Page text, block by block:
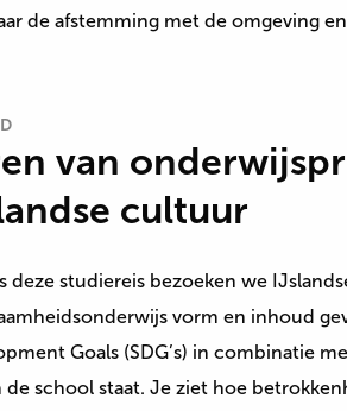
de afstemming met de omgeving en
van
cultuur
deze studiereis bezoeken we
vorm en inhoud
Goals (SDG’s) in combinatie
de school staat. Je ziet hoe